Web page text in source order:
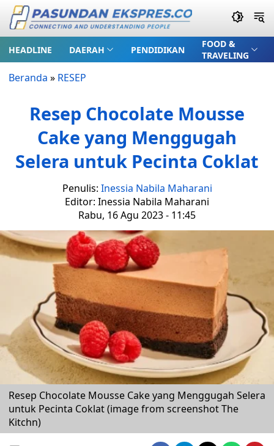
HEADLINE DAERAH PENDIDIKAN
FOOD &
TRAVELING
Beranda » RESEP
Resep Chocolate Mousse
Cake yang Menggugah
Selera untuk Pecinta Coklat
Penulis: Inessia Nabila Maharani
Editor: Inessia Nabila Maharani
Rabu, 16 Agu 2023 - 11:45
Resep Chocolate Mousse Cake yang Menggugah Selera
untuk Pecinta Coklat (image from screenshot The
Kitchn)